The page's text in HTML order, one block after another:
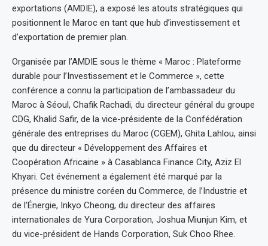
exportations (AMDIE), a exposé les atouts stratégiques qui
positionnent le Maroc en tant que hub d’investissement et
d’exportation de premier plan.
Organisée par l’AMDIE sous le thème « Maroc : Plateforme
durable pour l’Investissement et le Commerce », cette
conférence a connu la participation de l’ambassadeur du
Maroc à Séoul, Chafik Rachadi, du directeur général du groupe
CDG, Khalid Safir, de la vice-présidente de la Confédération
générale des entreprises du Maroc (CGEM), Ghita Lahlou, ainsi
que du directeur « Développement des Affaires et
Coopération Africaine » à Casablanca Finance City, Aziz El
Khyari. Cet événement a également été marqué par la
présence du ministre coréen du Commerce, de l’Industrie et
de l’Énergie, Inkyo Cheong, du directeur des affaires
internationales de Yura Corporation, Joshua Miunjun Kim, et
du vice-président de Hands Corporation, Suk Choo Rhee.